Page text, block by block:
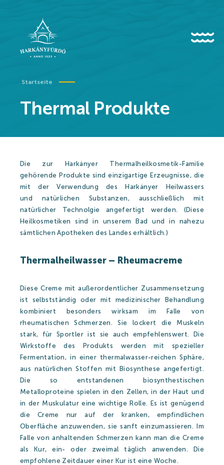
Über uns
Nachrichten
Geschehen
Galerie
Heilbad
Heilbad
Heilwasser
Heilbehandlungen
Wellness&Spa
Strandbad
HU EN
Startseite
Thermal Produkte
Die zur Harkányer Thermalheilkosmetik-Familie
gehörende Produkte sind einzigartige Erzeugnisse, die
mit der Verwendung des Harkányer Heilwassers
und natürlichen Substanzen, ausschließlich mit
natürlicher Technolgie angefertigt werden. (Diese
Heilkosmetiken sind in unserem Bad und in nahezu
sämtlichen Apotheken des Landes erhältlich.)
Thermalheilwasser – Rheumacreme
Diese Creme mit außerordentlicher Zusammensetzung
ist selbstständig oder mit medizinischer Behandlung
kombiniert besonders wirksam im Falle von
rheumatischen Schmerzen. Sie lockert die Muskeln
stark, für Sportler ist sie auch empfehlenswert. Die
Wirkstoffe des Produkts werden mit spezieller
Fermentation, in einer thermalwasser-reichen Sphäre,
aus natürlichen Stoffen mit Biosynthese angefertigt.
Die so entstandenen biosynthestischen
Metalloproteine spielen in den Zellen, in der Haut und
in der Muskulatur eine wichtige Rolle. Es ist genügend
die Creme nur auf der kranken, empfindlichen
Oberfläche anzuwenden, sie sanft einzumassieren. Im
Falle von anhaltenden Schmerzen kann man die Creme
als Kur, ein- oder zweimal täglich anwenden. Die
empfohlene Zeitdauer einer Kur ist eine Woche.